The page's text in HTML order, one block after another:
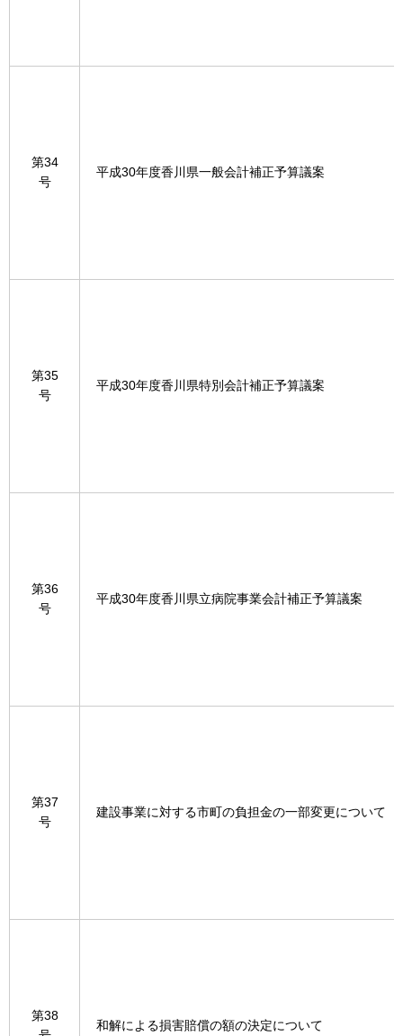
第34
号
平成30年度香川県一般会計補正予算議案
第35
号
平成30年度香川県特別会計補正予算議案
第36
号
平成30年度香川県立病院事業会計補正予算議案
第37
号
建設事業に対する市町の負担金の一部変更について
第38
和解による損害賠償の額の決定について